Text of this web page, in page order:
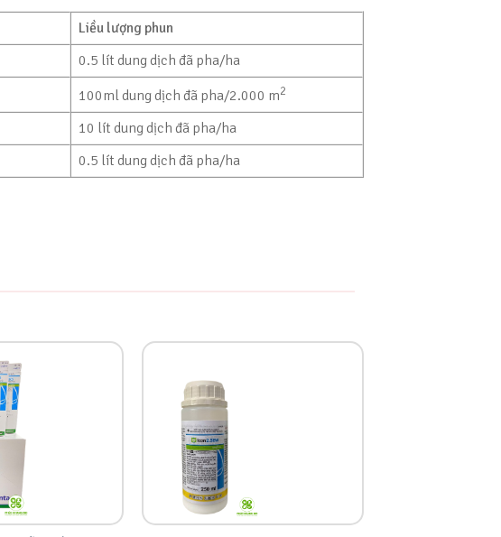
Liều lượng phun
0.5 lít dung dịch đã pha/ha
100ml dung dịch đã pha/2.000 m2
10 lít dung dịch đã pha/ha
0.5 lít dung dịch đã pha/ha